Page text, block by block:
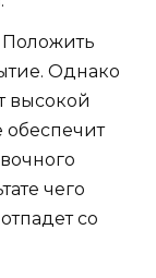
Положить
Однако
высокой
обеспечит
чего
со